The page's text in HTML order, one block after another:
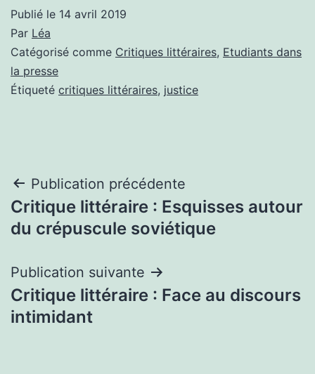
Publié le 14 avril 2019
Par Léa
Catégorisé comme Critiques littéraires, Etudiants dans
la presse
Étiqueté critiques littéraires, justice
Navigation
de
Publication précédente
Critique littéraire : Esquisses autour
du crépuscule soviétique
Publication suivante
Critique littéraire : Face au discours
intimidant